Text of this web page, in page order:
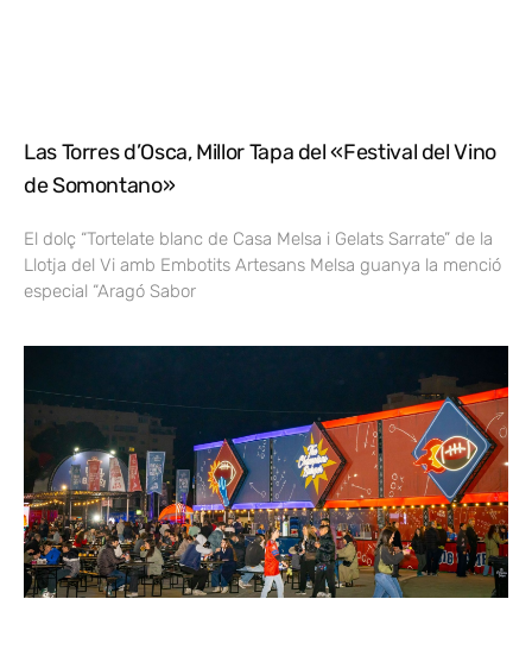
Las Torres d’Osca, Millor Tapa del «Festival del Vino
de Somontano»
El dolç “Tortelate blanc de Casa Melsa i Gelats Sarrate” de la
Llotja del Vi amb Embotits Artesans Melsa guanya la menció
especial “Aragó Sabor